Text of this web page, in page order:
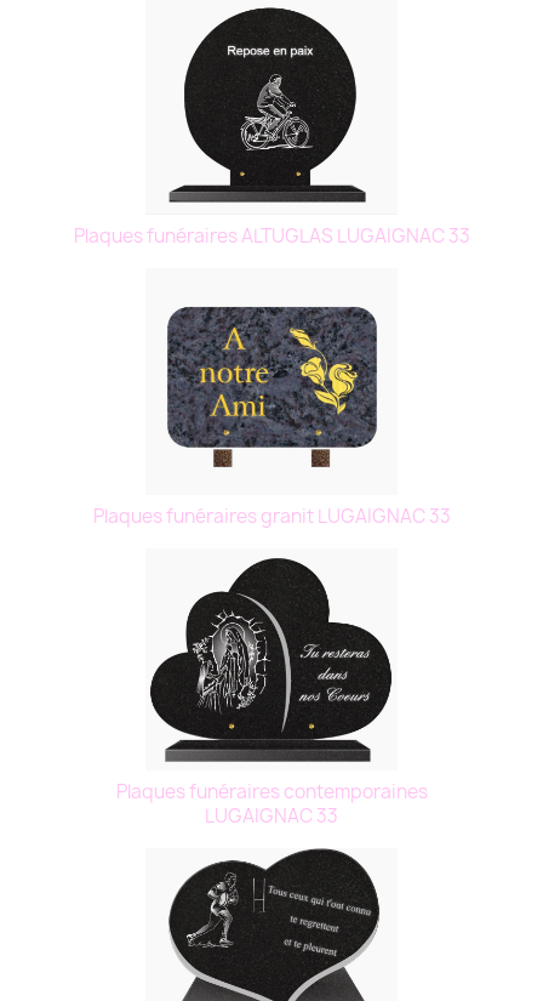
Plaques funéraires ALTUGLAS LUGAIGNAC 33
Plaques funéraires granit LUGAIGNAC 33
Plaques funéraires contemporaines
LUGAIGNAC 33